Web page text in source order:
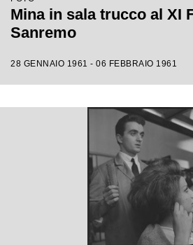
Mina in sala trucco al XI
Sanremo
28 GENNAIO 1961 - 06 FEBBRAIO 1961